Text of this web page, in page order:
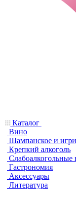
Каталог
Вино
Шампанское и
Крепкий алкоголь
Слабоалкогольные
Гастрономия
Аксессуары
Литература